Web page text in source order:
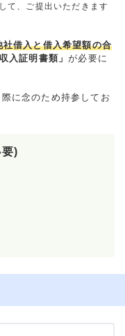
て、ご提出いただきます
社借入と借入希望額の合
収入証明書類」が必要に
に念のため持参してお
)